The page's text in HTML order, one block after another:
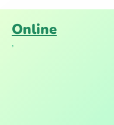
Online
,